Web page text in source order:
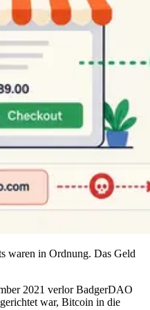
waren in Ordnung. Das Geld
2021 verlor BadgerDAO
war, Bitcoin in die